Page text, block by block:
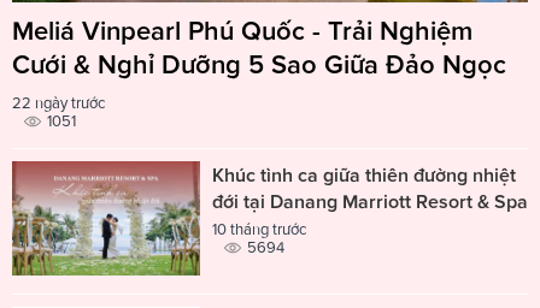
Meliá Vinpearl Phú Quốc - Trải Nghiệm
Cưới & Nghỉ Dưỡng 5 Sao Giữa Đảo Ngọc
22 ngày trước
1051
Khúc tình ca giữa thiên đường nhiệt
đới tại Danang Marriott Resort & Spa
10 tháng trước
5694